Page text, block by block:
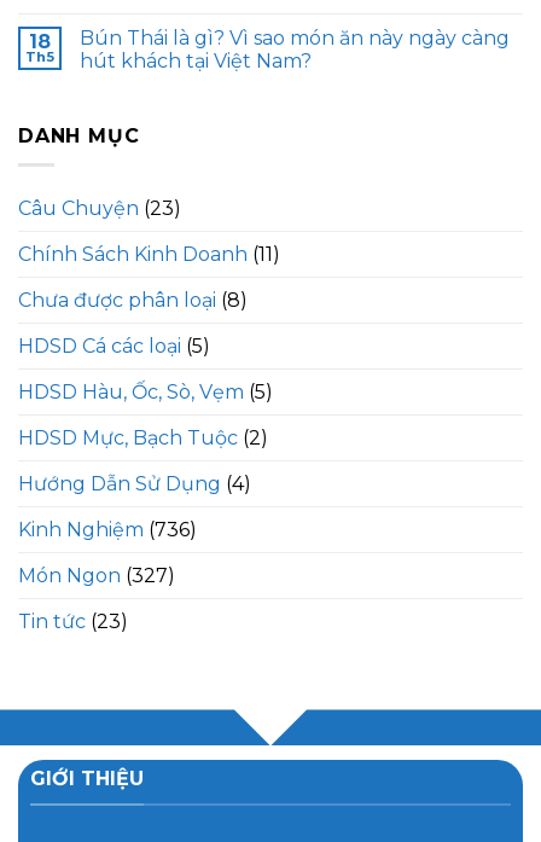
18
Th5
Bún Thái là gì? Vì sao món ăn này ngày càng
hút khách tại Việt Nam?
DANH MỤC
Câu Chuyện (23)
Chính Sách Kinh Doanh (11)
Chưa được phân loại (8)
HDSD Cá các loại (5)
HDSD Hàu, Ốc, Sò, Vẹm (5)
HDSD Mực, Bạch Tuộc (2)
Hướng Dẫn Sử Dụng (4)
Kinh Nghiệm (736)
Món Ngon (327)
Tin tức (23)
GIỚI THIỆU